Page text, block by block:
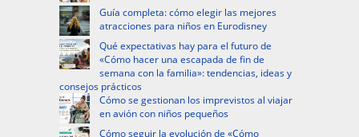
Guía completa: cómo elegir las mejores
atracciones para niños en Eurodisney
Qué expectativas hay para el futuro de
«Cómo hacer una escapada de fin de
semana con la familia»: tendencias, ideas y
consejos prácticos
Cómo se gestionan los imprevistos al viajar
en avión con niños pequeños
Cómo seguir la evolución de «Cómo